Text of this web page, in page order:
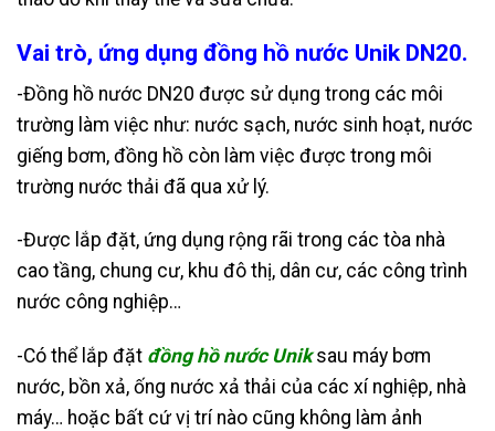
Vai trò, ứng dụng đồng hồ nước Unik DN20.
-Đồng hồ nước DN20 được sử dụng trong các môi
trường làm việc như: nước sạch, nước sinh hoạt, nước
giếng bơm, đồng hồ còn làm việc được trong môi
trường nước thải đã qua xử lý.
-Được lắp đặt, ứng dụng rộng rãi trong các tòa nhà
cao tầng, chung cư, khu đô thị, dân cư, các công trình
nước công nghiệp…
-Có thể lắp đặt đồng hồ nước Uniksau máy bơm
nước, bồn xả, ống nước xả thải của các xí nghiệp, nhà
máy… hoặc bất cứ vị trí nào cũng không làm ảnh